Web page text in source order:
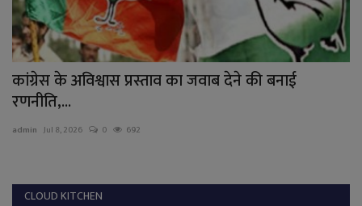
कांग्रेस के अविश्वास प्रस्ताव का जवाब देने की बनाई
रणनीति,...
admin Jul 8, 2026 0 692
CLOUD KITCHEN